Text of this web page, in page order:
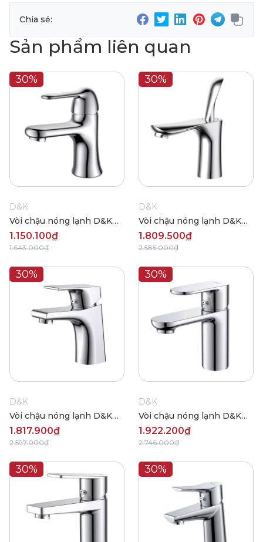
Chia sẻ:
Sản phẩm liên quan
30%
D&K
Vòi chậu nóng lạnh D&K
DK1342141
1.150.100₫
1.643.000₫
30%
D&K
Vòi chậu nóng lạnh D&K
DK1032141
1.809.500₫
2.585.000₫
30%
D&K
Vòi chậu nóng lạnh D&K
DK1292101
1.817.900₫
2.597.000₫
30%
D&K
Vòi chậu nóng lạnh D&K
DK1252101
1.922.200₫
2.746.000₫
30% 30%